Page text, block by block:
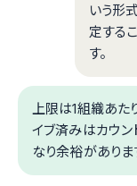
いう形
定する
す。
上限は1組織あた
イブ済みはカウン
なり余裕がありま